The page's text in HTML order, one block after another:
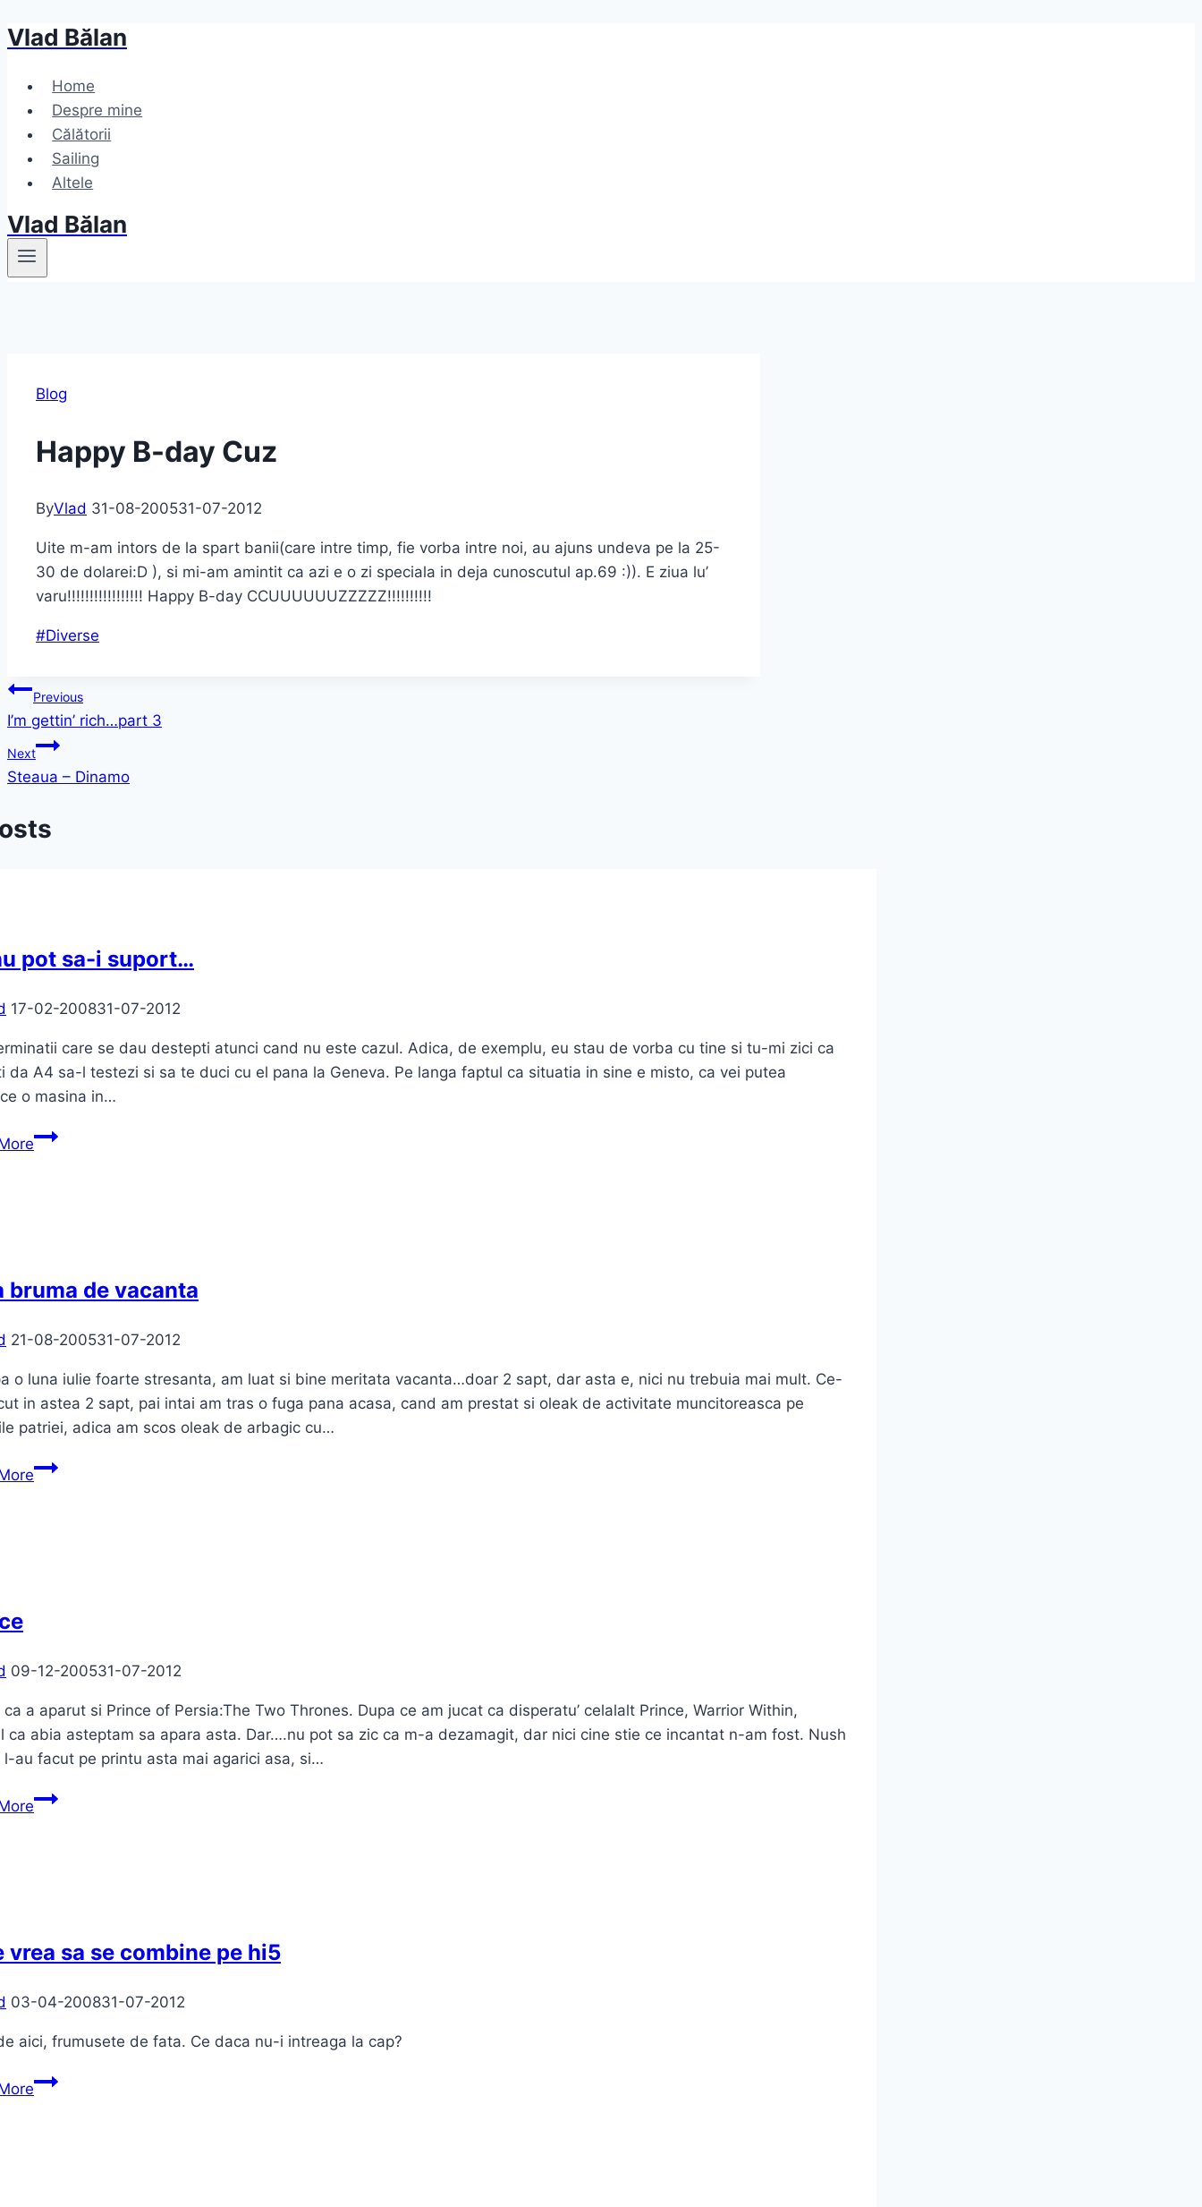
Skip
content
Vlad Bălan
Home
Despre mine
Călătorii
Sailing
Altele
Vlad Bălan
Blog
Happy B-day Cuz
ByVlad 31-08-200531-07-2012
Uite m-am intors de la spart banii(care intre timp, fie vorba intre noi, au ajuns undeva pe la 25-
30 de dolarei:D ), si mi-am amintit ca azi e o zi speciala in deja cunoscutul ap.69 :)). E ziua lu’
varu!!!!!!!!!!!!!!!!! Happy B-day CCUUUUUUZZZZZ!!!!!!!!!!
Post
#Diverse
Post
navigation
Previous
I’m gettin’ rich…part 3
Next
Steaua – Dinamo
pot sa-i suport…
17-02-200831-07-2012
care se dau destepti atunci cand nu este cazul. Adica, de exemplu, eu stau de vorba cu tine si tu-mi zici ca
da A4 sa-l testezi si sa te duci cu el pana la Geneva. Pe langa faptul ca situatia in sine e misto, ca vei putea
o masina in…
Ce
bruma de vacanta
21-08-200531-07-2012
o luna iulie foarte stresanta, am luat si bine meritata vacanta…doar 2 sapt, dar asta e, nici nu trebuia mai mult. Ce-
in astea 2 sapt, pai intai am tras o fuga pana acasa, cand am prestat si oleak de activitate muncitoreasca pe
patriei, adica am scos oleak de arbagic cu…
Gata
09-12-200531-07-2012
ca a aparut si Prince of Persia:The Two Thrones. Dupa ce am jucat ca disperatu’ celalalt Prince, Warrior Within,
ca abia asteptam sa apara asta. Dar….nu pot sa zic ca m-a dezamagit, dar nici cine stie ce incantat n-am fost. Nush
l-au facut pe printu asta mai agarici asa, si…
Prince
vrea sa se combine pe hi5
03-04-200831-07-2012
aici, frumusete de fata. Ce daca nu-i intreaga la cap?
Care